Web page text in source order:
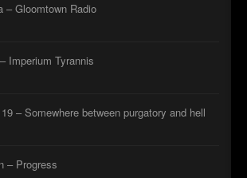
– Gloomtown Radio
Imperium Tyrannis
– Somewhere between purgatory and hell
– Progress